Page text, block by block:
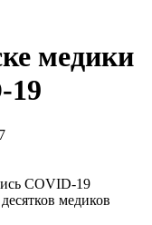
медики
19
медиков